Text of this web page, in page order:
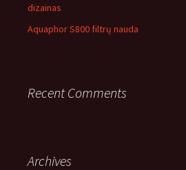
dizainas
Aquaphor S800 filtrų nauda
Recent Comments
Archives